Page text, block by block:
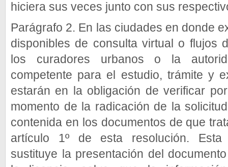
hiciera sus veces junto con sus
Parágrafo 2. En las ciudades en donde
disponibles de consulta virtual o flujos
los curadores urbanos o la
competente para el estudio, trámite y
estarán en la obligación de verificar
momento de la radicación de la
contenida en los documentos de que
artículo 1º de esta resolución. Esta
sustituye la presentación del